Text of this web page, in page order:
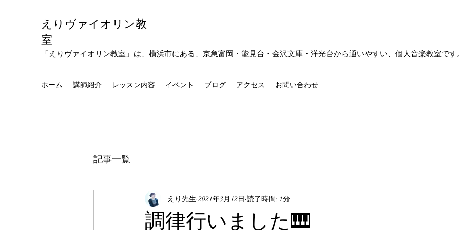
えりヴァイオリン教
室
「えりヴァイオリン教室」は、横浜市にある、京急富岡・能見台・金沢文庫・洋光台から通いやすい、個人音楽教室です
ホーム 講師紹介 レッスン内容 イベント ブログ アクセス お問い合わせ
記事一覧
調律行いました🎹
えり先生 2021年3月12日 読了時間: 1分